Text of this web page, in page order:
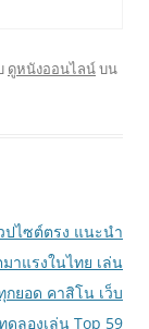
ดูหนังออนไลน์บน
ปไซต์ตรง แนะนำ
าแรงในไทย เล่น
กยอด คาสิโน เว็บ
ลองเล่น Top 59